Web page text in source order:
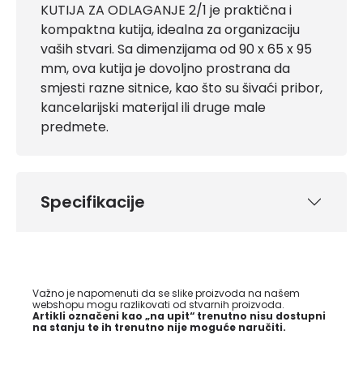
KUTIJA ZA ODLAGANJE 2/1 je praktična i
kompaktna kutija, idealna za organizaciju
vaših stvari. Sa dimenzijama od 90 x 65 x 95
mm, ova kutija je dovoljno prostrana da
smjesti razne sitnice, kao što su šivaći pribor,
kancelarijski materijal ili druge male
predmete.
Specifikacije
Važno je napomenuti da se slike proizvoda na našem
webshopu mogu razlikovati od stvarnih proizvoda.
Artikli označeni kao „na upit“ trenutno nisu dostupni
na stanju te ih trenutno nije moguće naručiti.